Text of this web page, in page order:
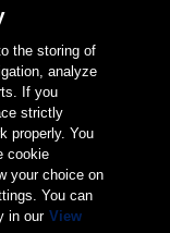
the storing of
analyze
If you
strictly
properly. You
cookie
your choice on
You can
in our View